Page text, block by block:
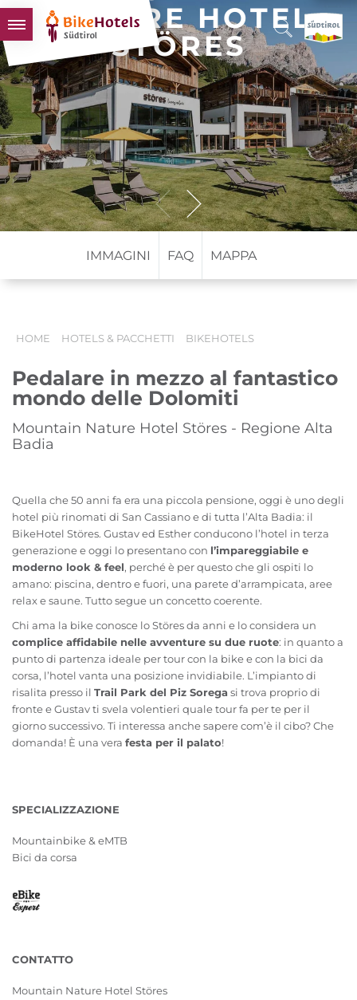
BIKEHOTELS
HOTELS & PACCHETTI
TOUR & TERRITORI
L'ALTO ADIGE & NOI
INFO UTILI
NATURE HOTEL
STÖRES
IMMAGINI FAQ MAPPA
HOME HOTELS & PACCHETTI BIKEHOTELS
Pedalare in mezzo al fantastico
mondo delle Dolomiti
Mountain Nature Hotel Störes - Regione Alta
Badia
Quella che 50 anni fa era una piccola pensione, oggi è uno degli
hotel più rinomati di San Cassiano e di tutta l’Alta Badia: il
BikeHotel Störes. Gustav ed Esther conducono l’hotel in terza
generazione e oggi lo presentano con l’impareggiabile e
moderno look & feel, perché è per questo che gli ospiti lo
amano: piscina, dentro e fuori, una parete d’arrampicata, aree
relax e saune. Tutto segue un concetto coerente.
Chi ama la bike conosce lo Störes da anni e lo considera un
complice affidabile nelle avventure su due ruote: in quanto a
punto di partenza ideale per tour con la bike e con la bici da
corsa, l’hotel vanta una posizione invidiabile. L’impianto di
risalita presso il Trail Park del Piz Sorega si trova proprio di
fronte e Gustav ti svela volentieri quale tour fa per te per il
giorno successivo. Ti interessa anche sapere com’è il cibo? Che
domanda! È una vera festa per il palato!
SPECIALIZZAZIONE
Mountainbike & eMTB
Bici da corsa
CONTATTO
Mountain Nature Hotel Störes